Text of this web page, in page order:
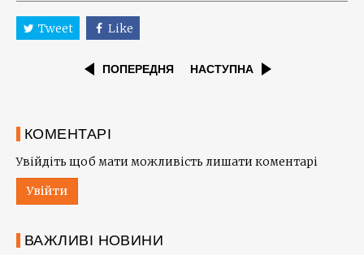
Tweet Like
ПОПЕРЕДНЯ НАСТУПНА
КОМЕНТАРІ
Увійдіть щоб мати можливість лишати коментарі
Увійти
ВАЖЛИВІ НОВИНИ